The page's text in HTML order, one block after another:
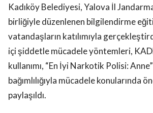
Kadıköy Belediyesi, Yalova İl
birliğiyle düzenlenen bilgilendirme
vatandaşların katılımıyla
içi şiddetle mücadele yöntemleri,
kullanımı, “En İyi Narkotik Polisi:
bağımlılığıyla mücadele konularında
paylaşıldı.